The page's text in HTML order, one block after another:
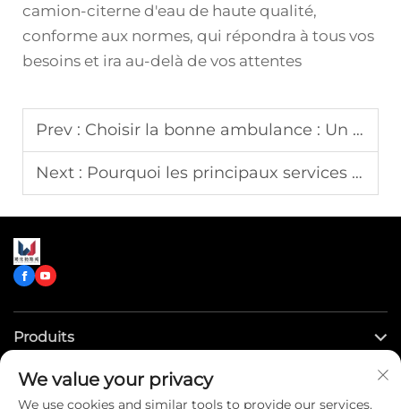
camion-citerne d'eau de haute qualité,
conforme aux normes, qui répondra à tous vos
besoins et ira au-delà de vos attentes
Prev : Choisir la bonne ambulance : Un guide complet sur les options essentielles de personnalisation
Next : Pourquoi les principaux services de pompiers choisissent nos véhicules de camion-pompe sur mesure
Produits
Liens rapides
We value your privacy
We use cookies and similar tools to provide our services.